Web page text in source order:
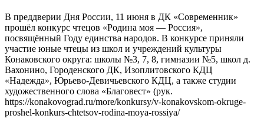
В преддверии Дня России, 11 июня в ДК «Современник»
прошёл конкурс чтецов «Родина моя — Россия»,
посвящённый Году единства народов. В конкурсе приняли
участие юные чтецы из школ и учреждений культуры
Конаковского округа: школы №3, 7, 8, гимназии №5, школ д.
Вахонино, Городенского ДК, Изоплитовского КДЦ
«Надежда», Юрьево-Девичьевского КДЦ, а также студии
художественного слова «Благовест» (рук.
https://konakovograd.ru/more/konkursy/v-konakovskom-okruge-
proshel-konkurs-chtetsov-rodina-moya-rossiya/